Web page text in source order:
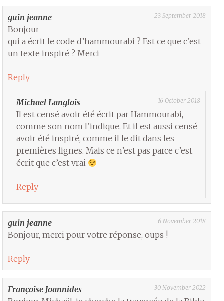
guin jeanne 23 September 2018
Bonjour
qui a écrit le code d’hammourabi ? Est ce que c’est
un texte inspiré ? Merci
Reply
Michael Langlois 16 October 2018
Il est censé avoir été écrit par Hammourabi,
comme son nom l’indique. Et il est aussi censé
avoir été inspiré, comme il le dit dans les
premières lignes. Mais ce n’est pas parce c’est
écrit que c’est vrai
Reply
guin jeanne 6 November 2018
Bonjour, merci pour votre réponse, oups !
Reply
Françoise Joannides 30 November 2022